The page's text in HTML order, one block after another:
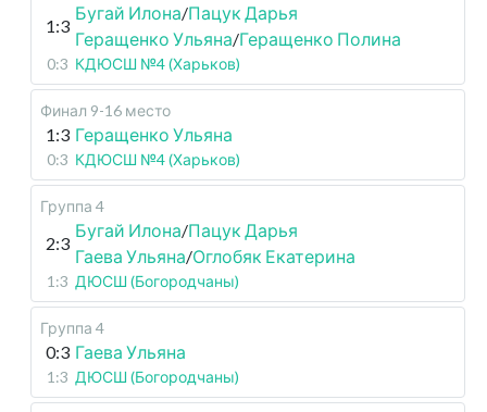
1:3
Бугай Илона/Пацук Дарья
Геращенко Ульяна/Геращенко Полина
0:3 КДЮСШ №4 (Харьков)
Финал 9-16 место
1:3 Геращенко Ульяна
0:3 КДЮСШ №4 (Харьков)
Группа 4
2:3
Бугай Илона/Пацук Дарья
Гаева Ульяна/Оглобяк Екатерина
1:3 ДЮСШ (Богородчаны)
Группа 4
0:3 Гаева Ульяна
1:3 ДЮСШ (Богородчаны)